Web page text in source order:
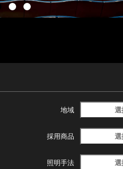
地域 選
採用商品 選
照明手法 選